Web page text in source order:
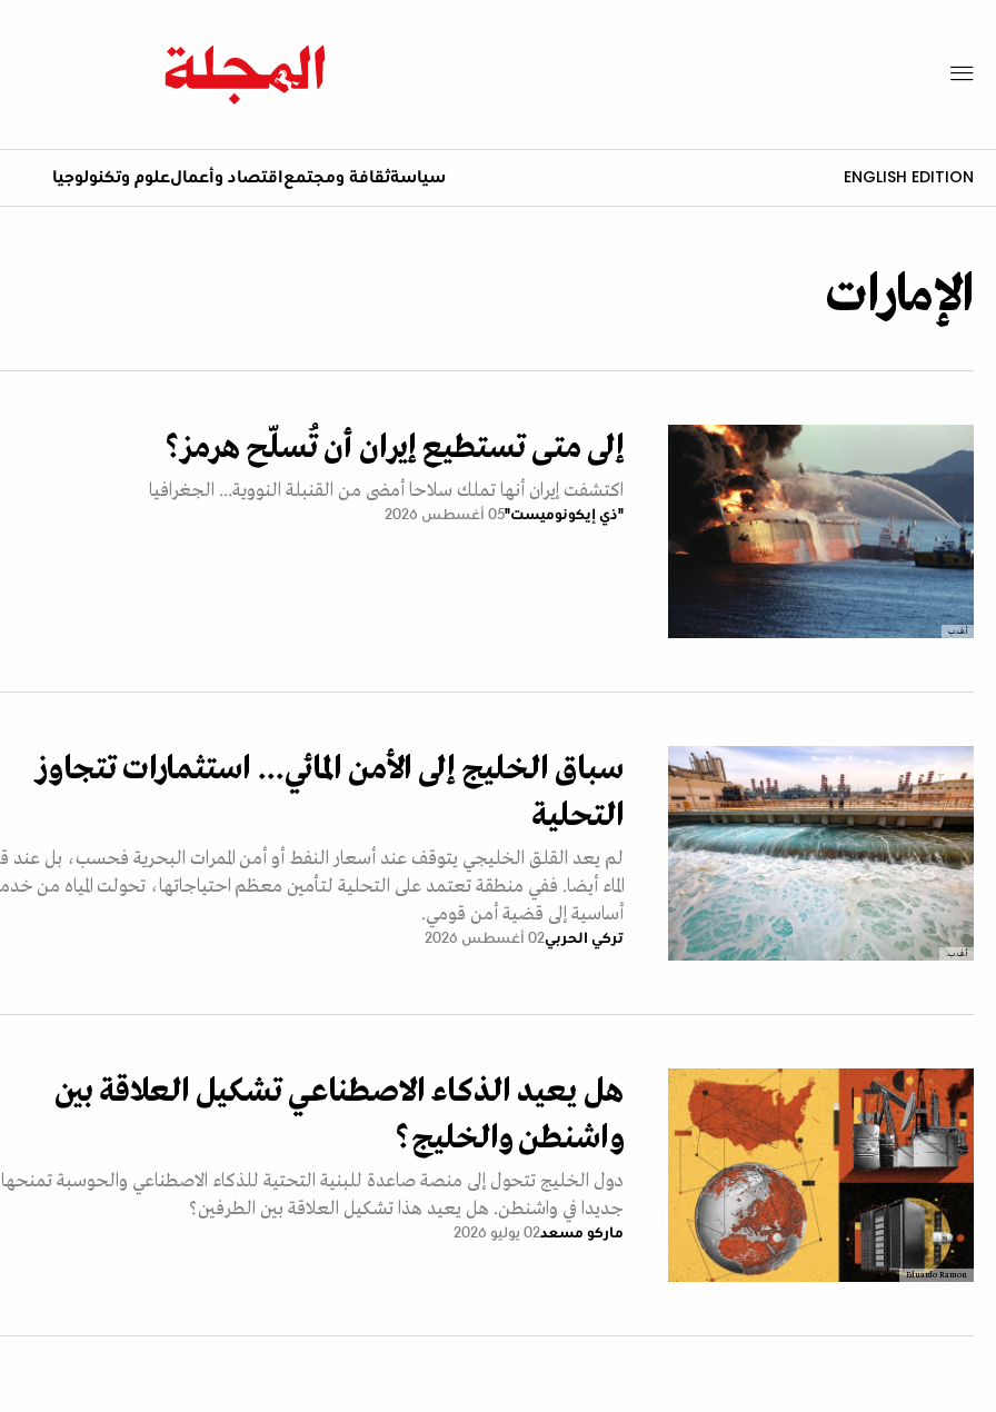
ENGLISH EDITION سياسةثقافة ومجتمع اقتصاد وأعمالعلوم وتكنولوجيا
الإمارات
أ.ف.ب
إلى متى تستطيع إيران أن تُسلّح هرمز؟
اكتشفت إيران أنها تملك سلاحا أمضى من القنبلة النووية... الجغرافيا
"ذي إيكونوميست"05 أغسطس 2026
أ.ف.ب.
سباق الخليج إلى الأمن المائي... استثمارات تتجاوز
التحلية
لم يعد القلق الخليجي يتوقف عند أسعار النفط أو أمن الممرات البحرية فحسب، بل عند
الماء أيضا. ففي منطقة تعتمد على التحلية لتأمين معظم احتياجاتها، تحولت المياه من
أساسية إلى قضية أمن قومي.
تركي الحربي02 أغسطس 2026
Eduardo Ramon
هل يعيد الذكاء الاصطناعي تشكيل العلاقة بين
واشنطن والخليج؟
دول الخليج تتحول إلى منصة صاعدة للبنية التحتية للذكاء الاصطناعي والحوسبة تمنحها
جديدا في واشنطن. هل يعيد هذا تشكيل العلاقة بين الطرفين؟
ماركو مسعد02 يوليو 2026